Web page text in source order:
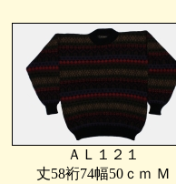
ＡＬ１２１
丈58裄74幅50ｃｍ Ｍ